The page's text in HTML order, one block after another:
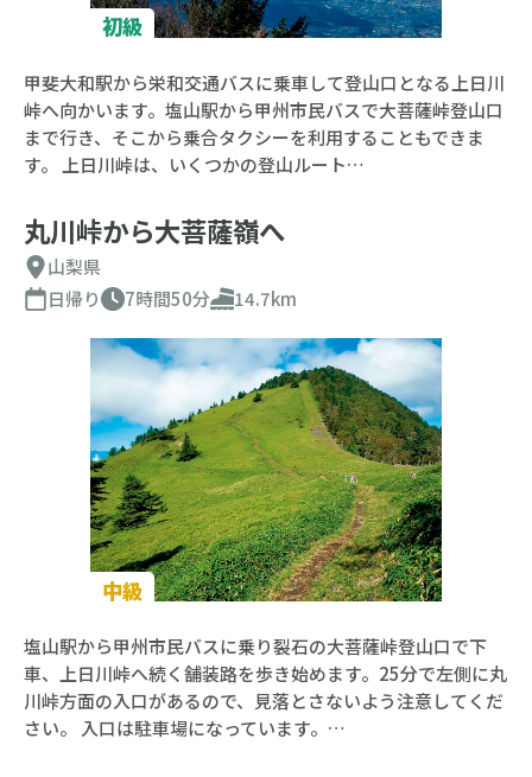
初級
甲斐大和駅から栄和交通バスに乗車して登山口となる上日川
峠へ向かいます。塩山駅から甲州市民バスで大菩薩峠登山口
まで行き、そこから乗合タクシーを利用することもできま
す。 上日川峠は、いくつかの登山ルート…
丸川峠から大菩薩嶺へ
山梨県
日帰り
7時間50分 14.7km
中級
塩山駅から甲州市民バスに乗り裂石の大菩薩峠登山口で下
車、上日川峠へ続く舗装路を歩き始めます。25分で左側に丸
川峠方面の入口があるので、見落とさないよう注意してくだ
さい。 入口は駐車場になっています。…